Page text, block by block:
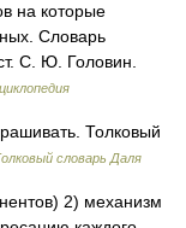
на которые
Словарь
С. Ю. Головин.
Толковый
словарь Даля
2) механизм